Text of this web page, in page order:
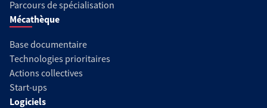
Parcours de spécialisation
Mécathèque
Base documentaire
Technologies prioritaires
Actions collectives
Start-ups
Logiciels